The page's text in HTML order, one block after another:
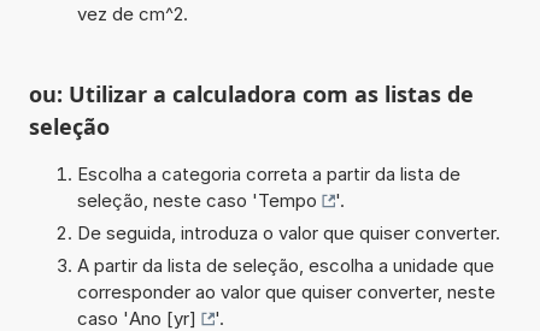
vez de cm^2.
ou: Utilizar a calculadora com as listas de
seleção
Escolha a categoria correta a partir da lista de
seleção, neste caso 'Tempo
'.
De seguida, introduza o valor que quiser converter.
A partir da lista de seleção, escolha a unidade que
corresponder ao valor que quiser converter, neste
caso 'Ano [yr]
'.